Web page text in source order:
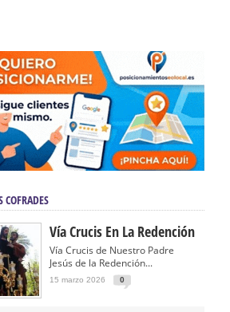
COFRADES
Vía Crucis En La Redención
Vía Crucis de Nuestro Padre
Jesús de la Redención...
15 marzo 2026 0